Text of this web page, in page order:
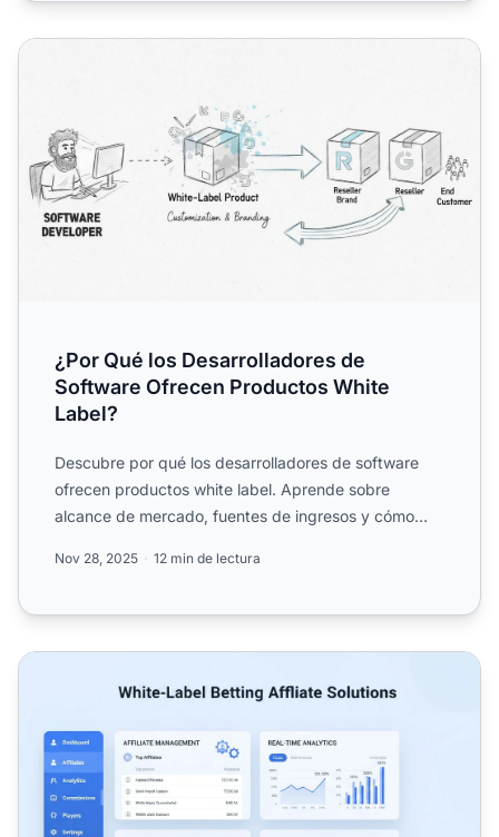
¿Por Qué los Desarrolladores de Software Ofrecen
¿Por Qué los Desarrolladores de
Software Ofrecen Productos White
Label?
Descubre por qué los desarrolladores de software
ofrecen productos white label. Aprende sobre
alcance de mercado, fuentes de ingresos y cómo
Nov 28, 2025 12 min de lectura
Soluciones de afiliados de apuestas de marca blanca: